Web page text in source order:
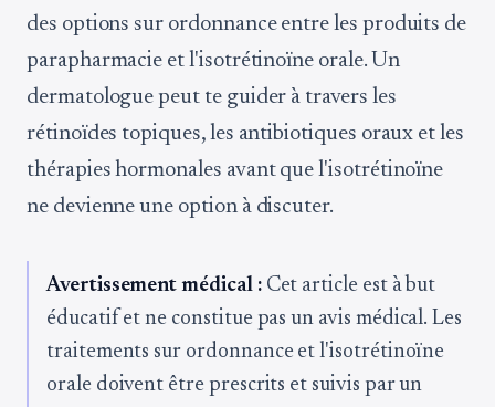
des options sur ordonnance entre les produits de
parapharmacie et l'isotrétinoïne orale. Un
dermatologue peut te guider à travers les
rétinoïdes topiques, les antibiotiques oraux et les
thérapies hormonales avant que l'isotrétinoïne
ne devienne une option à discuter.
Avertissement médical :Cet article est à but
éducatif et ne constitue pas un avis médical. Les
traitements sur ordonnance et l'isotrétinoïne
orale doivent être prescrits et suivis par un